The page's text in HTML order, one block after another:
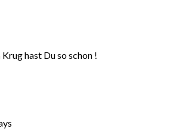
hast Du so schon !